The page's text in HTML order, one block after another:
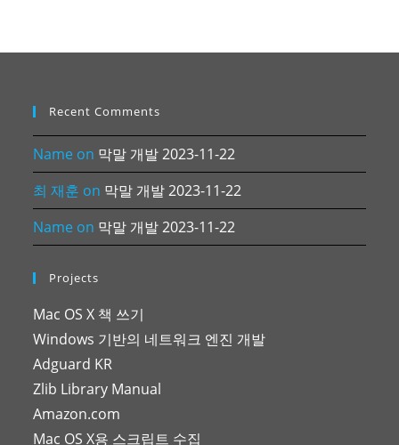
Recent Comments
Name on 막말 개발 2023-11-22
최 재훈 on 막말 개발 2023-11-22
Name on 막말 개발 2023-11-22
Projects
Mac OS X 책 쓰기
Windows 기반의 네트워크 엔진 개발
Adguard KR
Zlib Library Manual
Amazon.com
Mac OS X용 스크립트 수집